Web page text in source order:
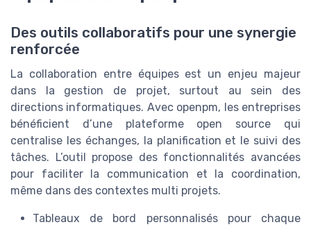
Des outils collaboratifs pour une synergie
renforcée
La collaboration entre équipes est un enjeu majeur
dans la gestion de projet, surtout au sein des
directions informatiques. Avec openpm, les entreprises
bénéficient d’une plateforme open source qui
centralise les échanges, la planification et le suivi des
tâches. L’outil propose des fonctionnalités avancées
pour faciliter la communication et la coordination,
même dans des contextes multi projets.
Tableaux de bord personnalisés pour chaque